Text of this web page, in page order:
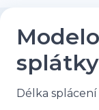
splátky
Délka splácení